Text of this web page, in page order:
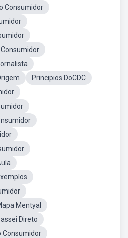
Consumidor
Principios DoCDC
Mentyal
Direto
Consumidor